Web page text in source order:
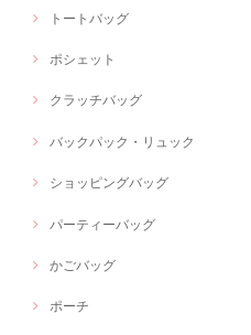
トートバッグ
ポシェット
クラッチバッグ
バックパック・リュック
ショッピングバッグ
パーティーバッグ
かごバッグ
ポーチ